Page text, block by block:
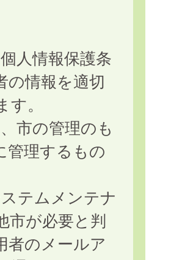
人情報保護条
の情報を適切
。
市の管理のも
管理するもの
テムメンテナ
市が必要と判
者のメールア